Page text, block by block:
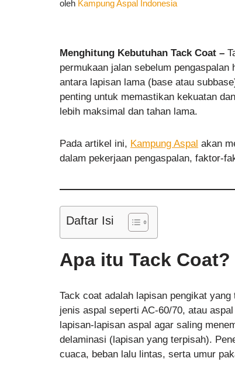
oleh Kampung Aspal Indonesia
Menghitung Kebutuhan Tack Coat –
permukaan jalan sebelum
antara lapisan lama (base atau
penting untuk memastikan kekuatan
lebih maksimal dan tahan lama.
Pada artikel ini, Kampung Aspal akan
dalam pekerjaan pengaspalan, faktor-
Daftar Isi
Apa itu Tack Coat?
Tack coat adalah lapisan pengikat
jenis aspal seperti AC-60/70, atau
lapisan-lapisan aspal agar saling
delaminasi (lapisan yang terpisah).
cuaca, beban lalu lintas, serta umur